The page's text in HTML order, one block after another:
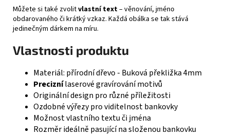
Můžete si také zvolitvlastní text– věnování, jméno
obdarovaného či krátký vzkaz. Každá obálka se tak stává
jedinečným dárkem na míru.
Vlastnosti produktu
Materiál: přírodní dřevo - Buková překližka 4mm
Preciznílaserové gravírování motivů
Originální design pro různé příležitosti
Ozdobné výřezy pro viditelnost bankovky
Možnost vlastního textu či jména
Rozměr ideálně pasující na složenou bankovku